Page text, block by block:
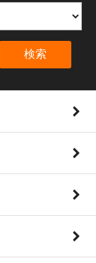
検索